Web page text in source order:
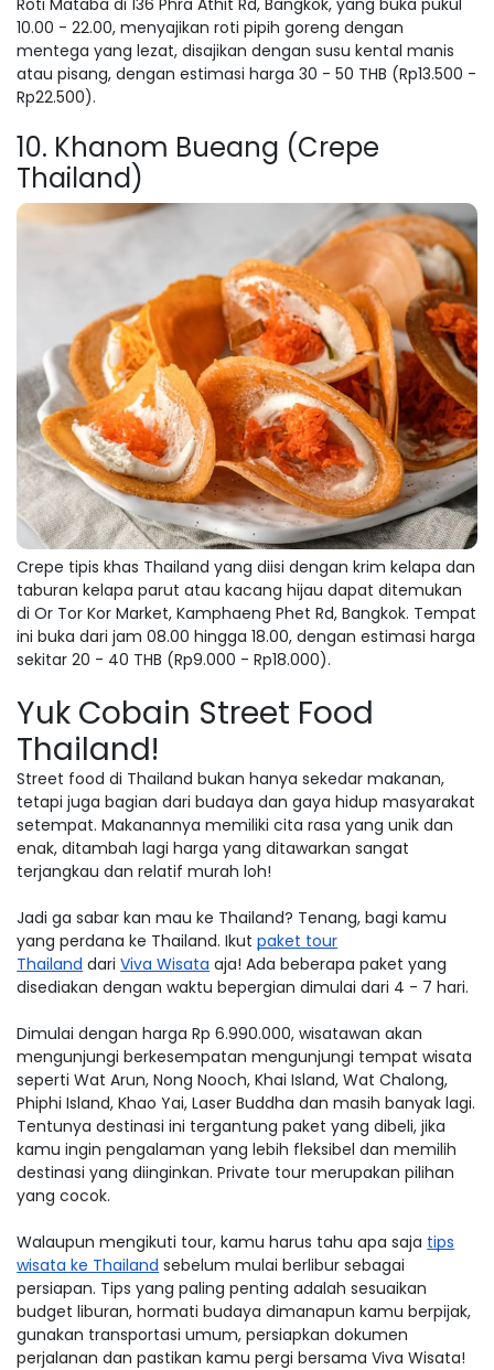
Roti Mataba di 136 Phra Athit Rd, Bangkok, yang buka pukul
10.00 - 22.00, menyajikan roti pipih goreng dengan
mentega yang lezat, disajikan dengan susu kental manis
atau pisang, dengan estimasi harga 30 - 50 THB (Rp13.500 -
Rp22.500).
10. Khanom Bueang (Crepe
Thailand)
Crepe tipis khas Thailand yang diisi dengan krim kelapa dan
taburan kelapa parut atau kacang hijau dapat ditemukan
di Or Tor Kor Market, Kamphaeng Phet Rd, Bangkok. Tempat
ini buka dari jam 08.00 hingga 18.00, dengan estimasi harga
sekitar 20 - 40 THB (Rp9.000 - Rp18.000).
Yuk Cobain Street Food
Thailand!
Street food di Thailand bukan hanya sekedar makanan,
tetapi juga bagian dari budaya dan gaya hidup masyarakat
setempat. Makanannya memiliki cita rasa yang unik dan
enak, ditambah lagi harga yang ditawarkan sangat
terjangkau dan relatif murah loh!
Jadi ga sabar kan mau ke Thailand? Tenang, bagi kamu
yang perdana ke Thailand. Ikutpaket tour
Thailand dariViva Wisata aja! Ada beberapa paket yang
disediakan dengan waktu bepergian dimulai dari 4 - 7 hari.
Dimulai dengan harga Rp 6.990.000, wisatawan akan
mengunjungi berkesempatan mengunjungi tempat wisata
seperti Wat Arun, Nong Nooch, Khai Island, Wat Chalong,
Phiphi Island, Khao Yai, Laser Buddha dan masih banyak lagi.
Tentunya destinasi ini tergantung paket yang dibeli, jika
kamu ingin pengalaman yang lebih fleksibel dan memilih
destinasi yang diinginkan. Private tour merupakan pilihan
yang cocok.
Walaupun mengikuti tour, kamu harus tahu apa saja tips
wisata ke Thailand sebelum mulai berlibur sebagai
persiapan. Tips yang paling penting adalah sesuaikan
budget liburan, hormati budaya dimanapun kamu berpijak,
gunakan transportasi umum, persiapkan dokumen
perjalanan dan pastikan kamu pergi bersama Viva Wisata!